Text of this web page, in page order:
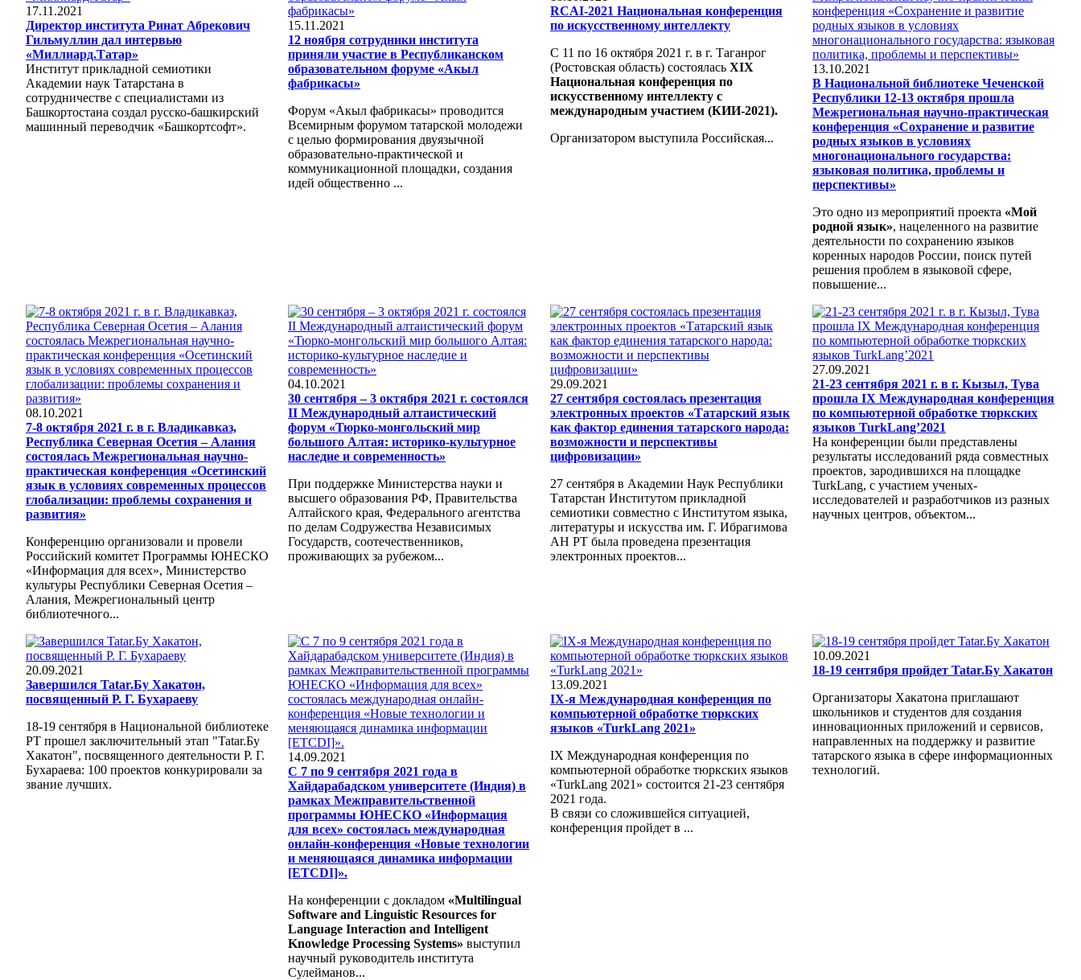
17.11.2021
Директор института Ринат Абрекович
Гильмуллин дал интервью
«Миллиард.Татар»
Институт прикладной семиотики
Академии наук Татарстана в
сотрудничестве с специалистами из
Башкортостана создал русско-башкирский
машинный переводчик «Башкортсофт».
15.11.2021
12 ноября сотрудники института
приняли участие в Республиканском
образовательном форуме «Акыл
фабрикасы»
Форум «Акыл фабрикасы» проводится
Всемирным форумом татарской молодежи
с целью формирования двуязычной
образовательно-практической и
коммуникационной площадки, создания
идей общественно ...
RCAI-2021 Национальная конференция
по искусственному интеллекту
С 11 по 16 октября 2021 г. в г. Таганрог
(Ростовская область) состоялась XIX
Национальная конференция по
искусственному интеллекту с
международным участием (КИИ-2021).
Организатором выступила Российская...
13.10.2021
В Национальной библиотеке Чеченской
Республики 12-13 октября прошла
Межрегиональная научно-практическая
конференция «Сохранение и развитие
родных языков в условиях
многонационального государства:
языковая политика, проблемы и
перспективы»
Это одно из мероприятий проекта «Мой
родной язык», нацеленного на развитие
деятельности по сохранению языков
коренных народов России, поиск путей
решения проблем в языковой сфере,
повышение...
08.10.2021
7-8 октября 2021 г. в г. Владикавказ,
Республика Северная Осетия – Алания
состоялась Межрегиональная научно-
практическая конференция «Осетинский
язык в условиях современных процессов
глобализации: проблемы сохранения и
развития»
Конференцию организовали и провели
Российский комитет Программы ЮНЕСКО
«Информация для всех», Министерство
культуры Республики Северная Осетия –
Алания, Межрегиональный центр
библиотечного...
04.10.2021
30 сентября – 3 октября 2021 г. состоялся
II Международный алтаистический
форум «Тюрко-монгольский мир
большого Алтая: историко-культурное
наследие и современность»
При поддержке Министерства науки и
высшего образования РФ, Правительства
Алтайского края, Федерального агентства
по делам Содружества Независимых
Государств, соотечественников,
проживающих за рубежом...
29.09.2021
27 сентября состоялась презентация
электронных проектов «Татарский язык
как фактор единения татарского народа:
возможности и перспективы
цифровизации»
27 сентября в Академии Наук Республики
Татарстан Институтом прикладной
семиотики совместно с Институтом языка,
литературы и искусства им. Г. Ибрагимова
АН РТ была проведена презентация
электронных проектов...
27.09.2021
21-23 сентября 2021 г. в г. Кызыл, Тува
прошла IX Международная конференция
по компьютерной обработке тюркских
языков TurkLang’2021
На конференции были представлены
результаты исследований ряда совместных
проектов, зародившихся на площадке
TurkLang, с участием ученых-
исследователей и разработчиков из разных
научных центров, объектом...
20.09.2021
Завершился Tatar.Бу Хакатон,
посвященный Р. Г. Бухараеву
18-19 сентября в Национальной библиотеке
РТ прошел заключительный этап "Tatar.Бу
Хакатон", посвященного деятельности Р. Г.
Бухараева: 100 проектов конкурировали за
звание лучших.
14.09.2021
С 7 по 9 сентября 2021 года в
Хайдарабадском университете (Индия) в
рамках Межправительственной
программы ЮНЕСКО «Информация
для всех» состоялась международная
онлайн-конференция «Новые технологии
и меняющаяся динамика информации
[ETCDI]».
На конференции с докладом «Multilingual
Software and Linguistic Resources for
Language Interaction and Intelligent
Knowledge Processing Systems» выступил
научный руководитель института
Сулейманов...
13.09.2021
IХ-я Международная конференция по
компьютерной обработке тюркских
языков «TurkLang 2021»
IХ Международная конференция по
компьютерной обработке тюркских языков
«TurkLang 2021» состоится 21-23 сентября
2021 года.
В связи со сложившейся ситуацией,
конференция пройдет в ...
10.09.2021
18-19 сентября пройдет Tatar.Бу Хакатон
Организаторы Хакатона приглашают
школьников и студентов для создания
инновационных приложений и сервисов,
направленных на поддержку и развитие
татарского языка в сфере информационных
технологий.